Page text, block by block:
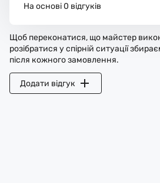
На основі 0 відгуків
Щоб переконатися, що майстер
розібратися у спірній ситуації
після кожного замовлення.
Додати відгук